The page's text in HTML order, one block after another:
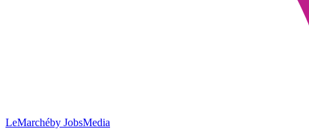
LeMarchéby JobsMedia